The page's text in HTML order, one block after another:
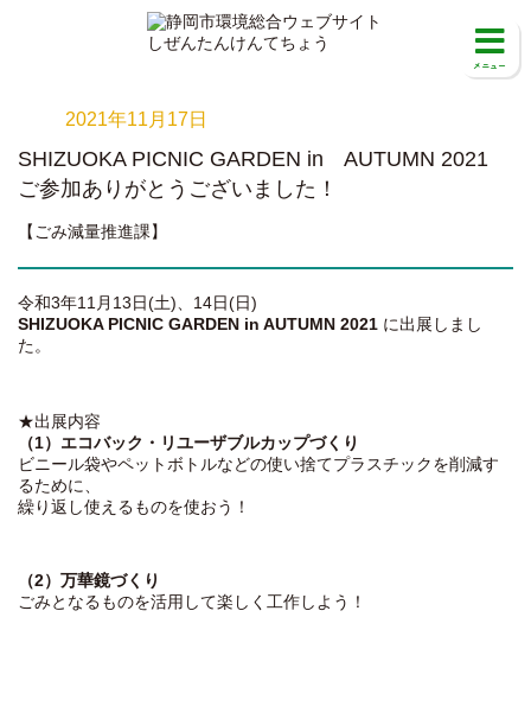
2021年11月17日
SHIZUOKA PICNIC GARDEN in AUTUMN 2021
ご参加ありがとうございました！
【ごみ減量推進課】
令和3年11月13日(土)、14日(日)
SHIZUOKA PICNIC GARDEN in AUTUMN 2021 に出展しまし
た。
★出展内容
（1）エコバック・リユーザブルカップづくり
ビニール袋やペットボトルなどの使い捨てプラスチックを削減す
るために、
繰り返し使えるものを使おう！
（2）万華鏡づくり
ごみとなるものを活用して楽しく工作しよう！